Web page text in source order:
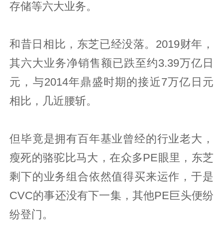
存储等六大业务。
和昔日相比，东芝已经没落。2019财年，
其六大业务净销售额已跌至约3.39万亿日
元，与2014年鼎盛时期的接近7万亿日元
相比，几近腰斩。
但毕竟是拥有百年基业曾经的行业老大，
瘦死的骆驼比马大，在众多PE眼里，东芝
剩下的业务组合依然值得买来运作，于是
CVC的事还没有下一集，其他PE巨头便纷
纷登门。